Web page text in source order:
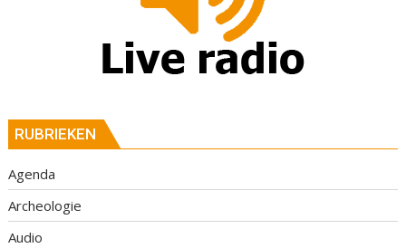
RUBRIEKEN
Agenda
Archeologie
Audio